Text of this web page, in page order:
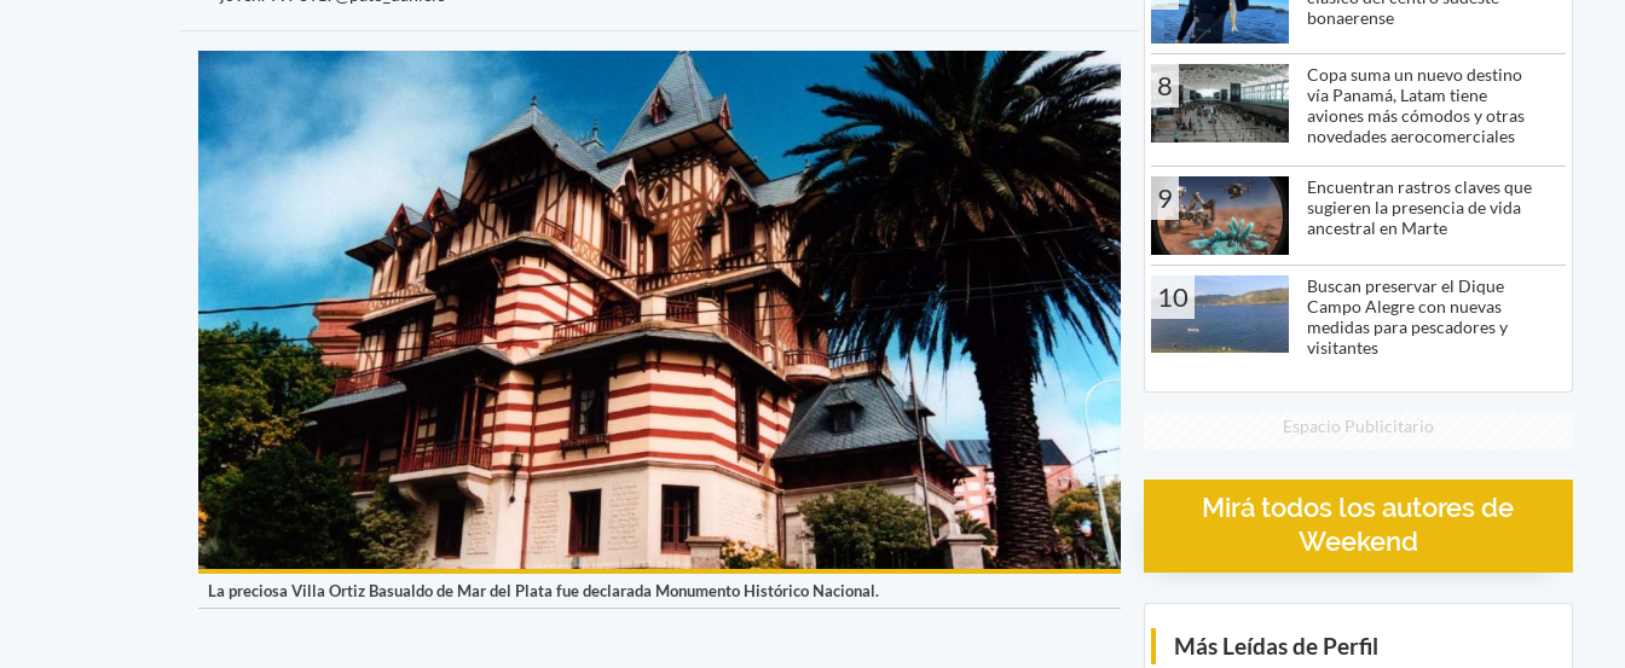
La preciosa Villa Ortiz Basualdo de Mar del Plata fue declarada Monumento Histórico Nacional.
bonaerense
8
Copa suma un nuevo destino
vía Panamá, Latam tiene
aviones más cómodos y otras
novedades aerocomerciales
9
Encuentran rastros claves que
sugieren la presencia de vida
ancestral en Marte
10
Buscan preservar el Dique
Campo Alegre con nuevas
medidas para pescadores y
visitantes
Espacio Publicitario
Mirá todos los autores de
Weekend
Más Leídas de Perfil